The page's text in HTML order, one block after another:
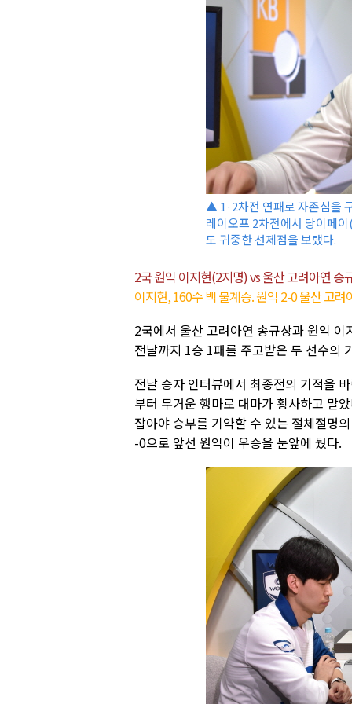
▲ 1·2차전 연패로 자존심을
레이오프 2차전에서 당이페
도 귀중한 선제점을 보탰다.
2국 원익 이지현(2지명) vs 울산 고려아연 송
이지현, 160수 백 불계승. 원익 2-0 울산 고려
2국에서 울산 고려아연 송규상과 원익
전날까지 1승 1패를 주고받은 두 선수의
전날 승자 인터뷰에서 최종전의 기적을
부터 무거운 행마로 대마가 횡사하고 말
잡아야 승부를 기약할 수 있는 절체절명
-0으로 앞선 원익이 우승을 눈앞에 뒀다.